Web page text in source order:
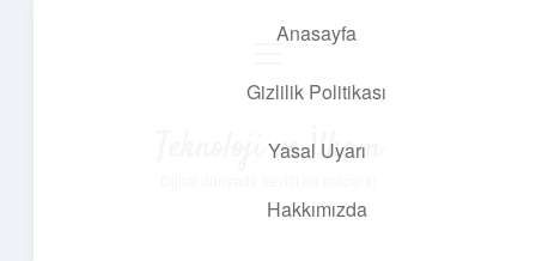
Anasayfa
Gizlilik Politikası
Yasal Uyarı
Hakkımızda
Teknoloji ve İlham